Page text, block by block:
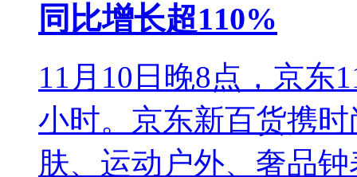
同比增长超110%
11月10日晚8点，京东
小时。京东新百货携
肤、运动户外、奢品